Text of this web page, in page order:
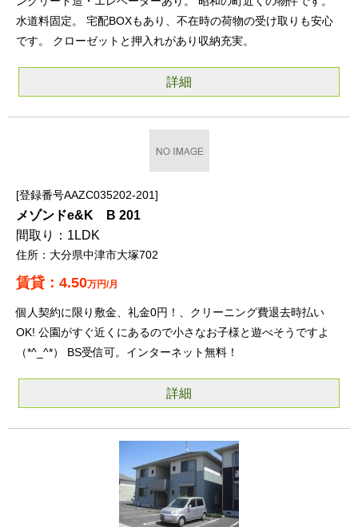
水道料固定。 宅配BOXもあり、不在時の荷物の受け取りも安心
です。 クローゼットと押入れがあり収納充実。
詳細
登録番号AAZC035202-201
メゾンドe&K B 201
1LDK
大分県中津市大塚702
4.50万円/月
個人契約に限り敷金、礼金0円！、クリーニング費退去時払い
OK! 公園がすぐ近くにあるので小さなお子様と遊べそうですよ
（*^_^*） BS受信可。インターネット無料！
詳細